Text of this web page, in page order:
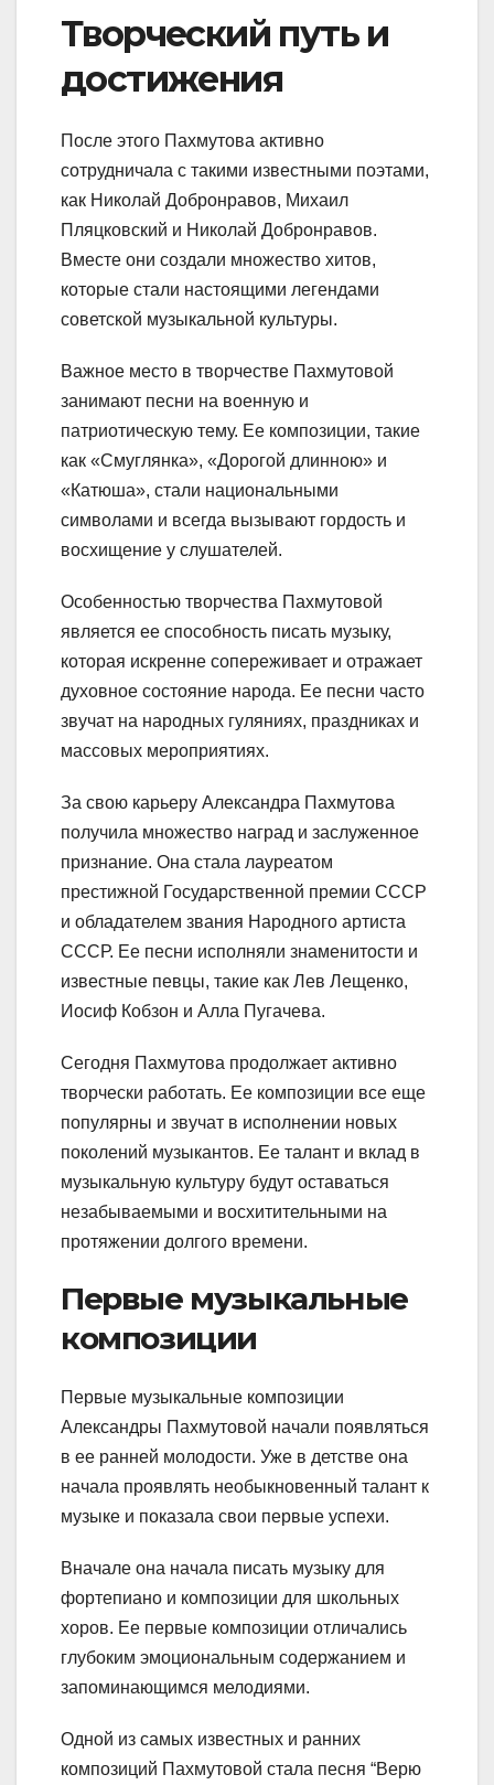
Творческий путь и
достижения
После этого Пахмутова активно
сотрудничала с такими известными поэтами,
как Николай Добронравов, Михаил
Пляцковский и Николай Добронравов.
Вместе они создали множество хитов,
которые стали настоящими легендами
советской музыкальной культуры.
Важное место в творчестве Пахмутовой
занимают песни на военную и
патриотическую тему. Ее композиции, такие
как «Смуглянка», «Дорогой длинною» и
«Катюша», стали национальными
символами и всегда вызывают гордость и
восхищение у слушателей.
Особенностью творчества Пахмутовой
является ее способность писать музыку,
которая искренне сопереживает и отражает
духовное состояние народа. Ее песни часто
звучат на народных гуляниях, праздниках и
массовых мероприятиях.
За свою карьеру Александра Пахмутова
получила множество наград и заслуженное
признание. Она стала лауреатом
престижной Государственной премии СССР
и обладателем звания Народного артиста
СССР. Ее песни исполняли знаменитости и
известные певцы, такие как Лев Лещенко,
Иосиф Кобзон и Алла Пугачева.
Сегодня Пахмутова продолжает активно
творчески работать. Ее композиции все еще
популярны и звучат в исполнении новых
поколений музыкантов. Ее талант и вклад в
музыкальную культуру будут оставаться
незабываемыми и восхитительными на
протяжении долгого времени.
Первые музыкальные
композиции
Первые музыкальные композиции
Александры Пахмутовой начали появляться
в ее ранней молодости. Уже в детстве она
начала проявлять необыкновенный талант к
музыке и показала свои первые успехи.
Вначале она начала писать музыку для
фортепиано и композиции для школьных
хоров. Ее первые композиции отличались
глубоким эмоциональным содержанием и
запоминающимся мелодиями.
Одной из самых известных и ранних
композиций Пахмутовой стала песня “Верю